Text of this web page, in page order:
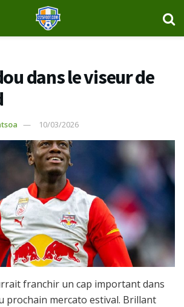
dans le viseur de
10/03/2026
franchir un cap important dans
prochain mercato estival. Brillant